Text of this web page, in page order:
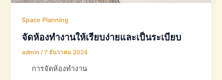
Space Planning
จัดห้องทำงานให้เรียบง่ายและเป็นระเบียบ
admin /7 ธันวาคม 2024
การจัดห้องทำงาน